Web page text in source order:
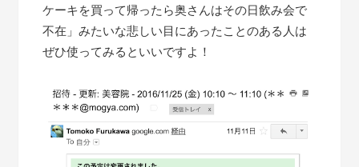
ケーキを買って帰ったら奥さんはその日飲み会で
不在」みたいな悲しい目にあったことのある人は
ぜひ使ってみるといいですよ！